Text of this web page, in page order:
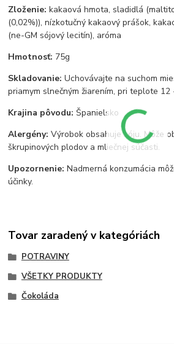
Zloženie: kakaová hmota, sladidlá
(0,02%)), nízkotučný kakaový prášok,
(ne-GM sójový lecitín), aróma
Hmotnosť: 75g
Skladovanie:Uchovávajte na suchom
priamym slnečným žiarením, pri teplote 12
Krajina pôvodu: Španielsko
Alergény: Výrobok obsahuje sóju. Môže
škrupinových plodov a mliečnej súčasti.
Upozornenie:Nadmerná konzumácia
účinky.
Tovar zaradený v kategóriách
POTRAVINY
VŠETKY PRODUKTY
Čokoláda